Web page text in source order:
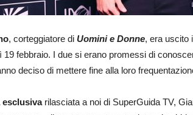
, corteggiatore di Uomini e Donne, era uscito
19 febbraio. I due si erano promessi di
deciso di mettere fine alla loro
rilasciata a noi di SuperGuida TV,